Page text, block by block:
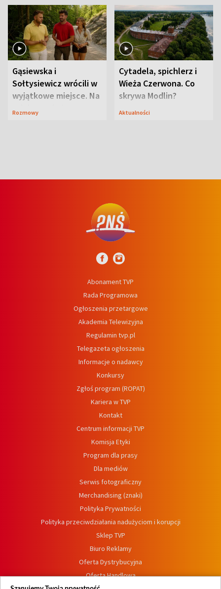
Gąsiewska i
Sołtysiewicz wrócili w
wyjątkowe miejsce. Na
szlaku czekał
Rozmowy
Cytadela, spichlerz i
Wieża Czerwona. Co
skrywa Modlin?
Aktualności
Abonament TVP
Rada Programowa
Ogłoszenia przetargowe
Akademia Telewizyjna
Regulamin tvp.pl
Telegazeta ogłoszenia
Informacje o nadawcy
Konkursy
Zgłoś program (ROPAT)
Kariera w TVP
Kontakt
Centrum informacji TVP
Komisja Etyki
Program dla prasy
Dla mediów
Serwis fotograficzny
Merchandising (znaki)
Polityka Prywatności
Polityka przeciwdziałania nadużyciom i korupcji
Sklep TVP
Biuro Reklamy
Oferta Dystrybucyjna
Oferta Handlowa